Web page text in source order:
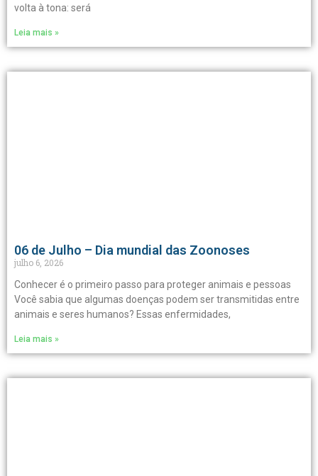
volta à tona: será
Leia mais »
06 de Julho – Dia mundial das Zoonoses
julho 6, 2026
Conhecer é o primeiro passo para proteger animais e pessoas
Você sabia que algumas doenças podem ser transmitidas entre
animais e seres humanos? Essas enfermidades,
Leia mais »